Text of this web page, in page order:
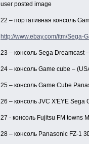
user posted image
22 – портативная консоль
http://www.ebay.com/itm/Sega-
23 – консоль Sega Dreamcast
24 – консоль Game cube –
25 – консоль Game Cube
26 – консоль JVC X'EYE Sega
27 - консоль Fujitsu FM towns
28 – консоль Panasonic FZ-1